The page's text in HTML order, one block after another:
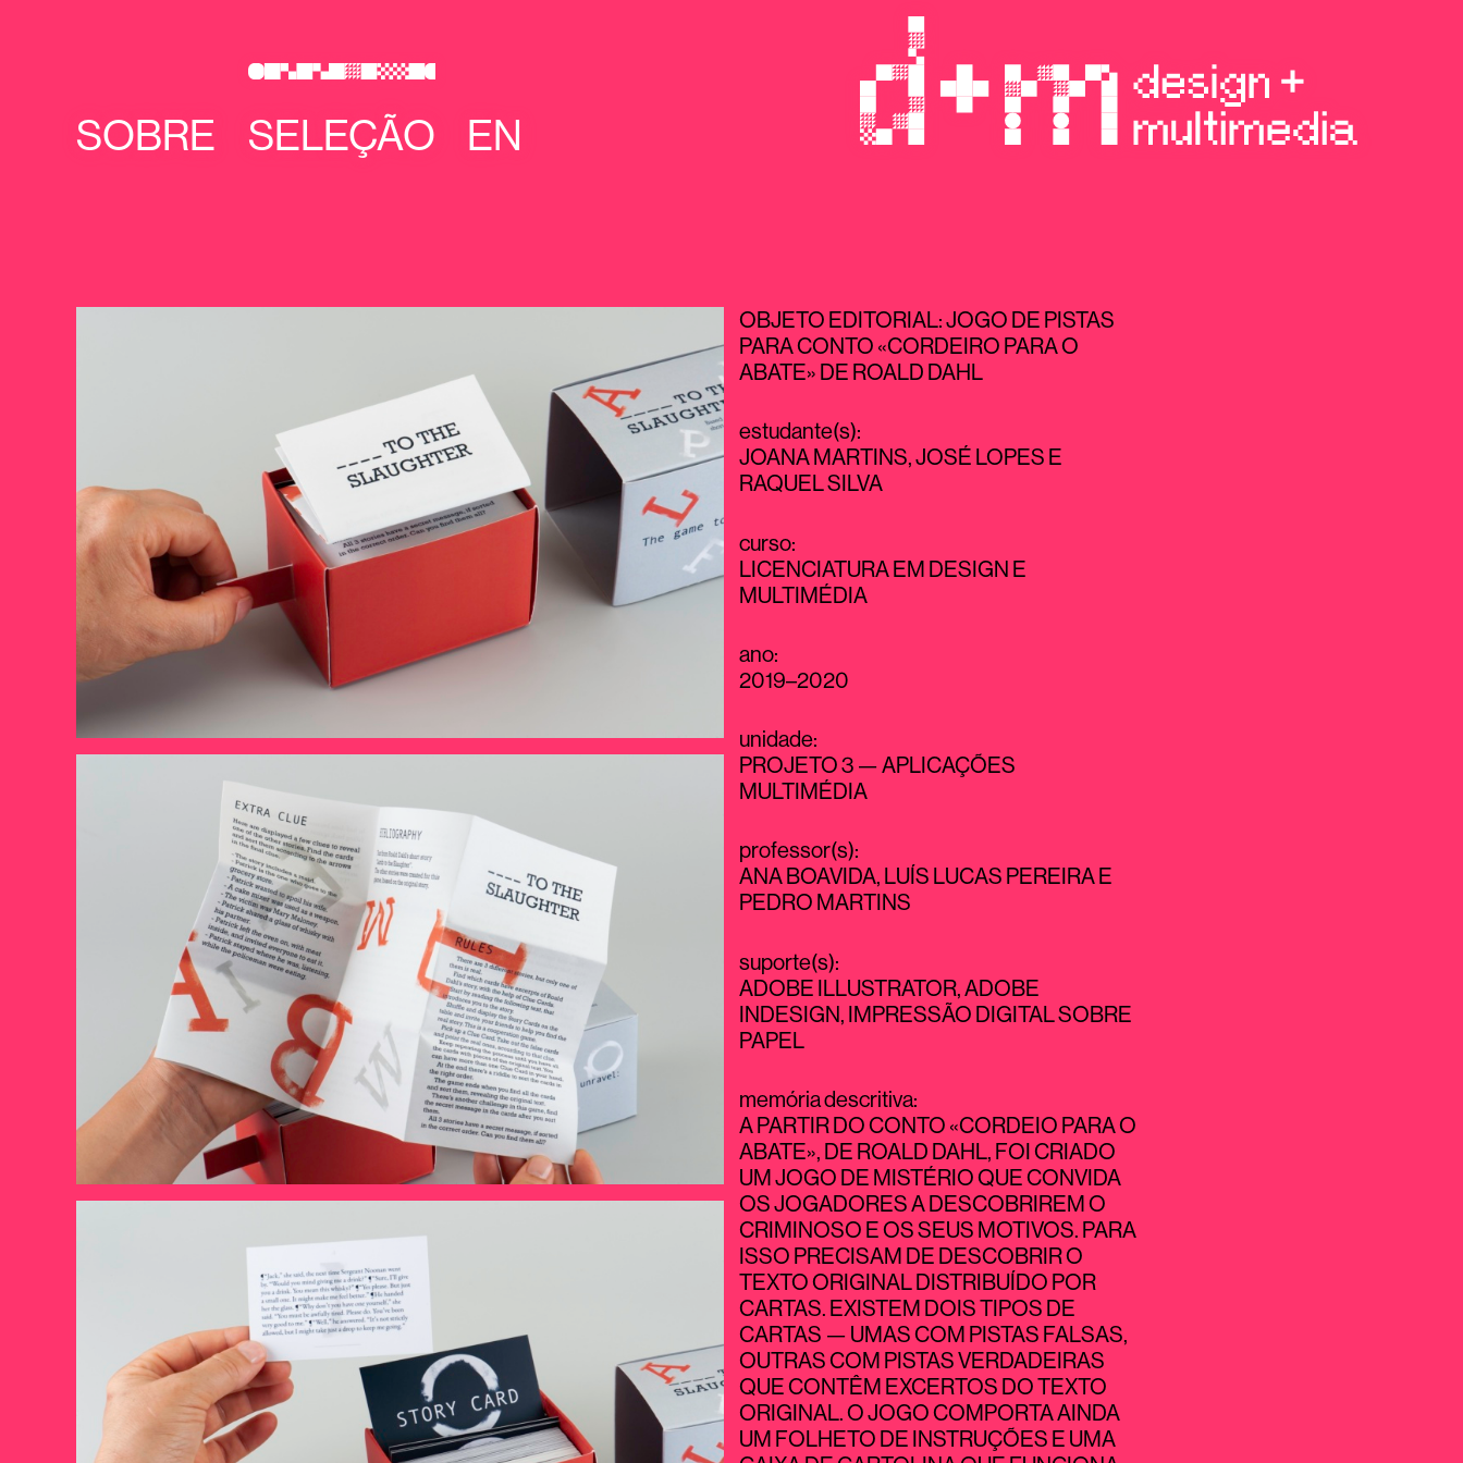
SOBRE SELEÇÃO EN
OBJETO EDITORIAL: JOGO DE PISTAS
PARA CONTO «CORDEIRO PARA O
ABATE» DE ROALD DAHL
estudante(s):
JOANA MARTINS,JOSÉ LOPES E
RAQUEL SILVA
curso:
LICENCIATURA EM DESIGN E
MULTIMÉDIA
ano:
2019–2020
unidade:
PROJETO 3 — APLICAÇÕES
MULTIMÉDIA
professor(s):
ANA BOAVIDA, LUÍS LUCAS PEREIRAE
PEDRO MARTINS
suporte(s):
ADOBE ILLUSTRATOR, ADOBE
INDESIGN, IMPRESSÃO DIGITAL SOBRE
PAPEL
memória descritiva:
A PARTIR DO CONTO «CORDEIO PARA O
ABATE», DE ROALD DAHL, FOI CRIADO
UM JOGO DE MISTÉRIO QUE CONVIDA
OS JOGADORES A DESCOBRIREM O
CRIMINOSO E OS SEUS MOTIVOS. PARA
ISSO PRECISAM DE DESCOBRIR O
TEXTO ORIGINAL DISTRIBUÍDO POR
CARTAS. EXISTEM DOIS TIPOS DE
CARTAS — UMAS COM PISTAS FALSAS,
OUTRAS COM PISTAS VERDADEIRAS
QUE CONTÊM EXCERTOS DO TEXTO
ORIGINAL. O JOGO COMPORTA AINDA
UM FOLHETO DE INSTRUÇÕES E UMA